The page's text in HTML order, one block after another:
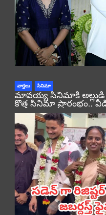
వార్తలు సినిమా
మావయ్య సినిమాకి
కొత్త సినిమా ప్రారంభం..